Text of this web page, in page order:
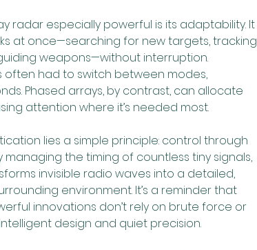
radar especially powerful is its adaptability. It
at once—searching for new targets, tracking
weapons—without interruption.
often had to switch between modes,
Phased arrays, by contrast, can allocate
attention where it’s needed most.
lies a simple principle: control through
managing the timing of countless tiny signals,
invisible radio waves into a detailed,
environment. It’s a reminder that
innovations don’t rely on brute force or
design and quiet precision.